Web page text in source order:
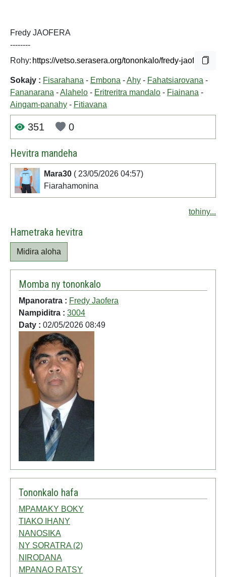
Fredy JAOFERA
--------
Rohy:
Sokajy : Fisarahana - Embona -Ahy - Fahatsiarovana -
Fananarana -Alahelo - Eritreritra mandalo - Fiainana -
Aingam-panahy - Fitiavana
351 0
Hevitra mandeha
Mara30 ( 23/05/2026 04:57)
Fiarahamonina
tohiny...
Hametraka hevitra
Midira aloha
Momba ny tononkalo
Mpanoratra : Fredy Jaofera
Nampiditra : 3004
Daty : 02/05/2026 08:49
Tononkalo hafa
MPAMAKY BOKY
TIAKO IHANY
NANOSIKA
NY SORATRA (2)
NIRODANA
MPANAO RATSY